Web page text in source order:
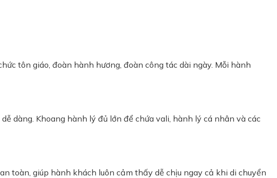
tôn giáo, đoàn hành hương, đoàn công tác dài ngày. Mỗi hành
dàng. Khoang hành lý đủ lớn để chứa vali, hành lý cá nhân và các
toàn, giúp hành khách luôn cảm thấy dễ chịu ngay cả khi di chuyển